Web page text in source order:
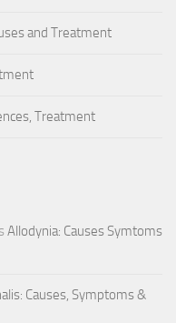
and Treatment
Treatment
Allodynia: Causes Symtoms
Causes, Symptoms &